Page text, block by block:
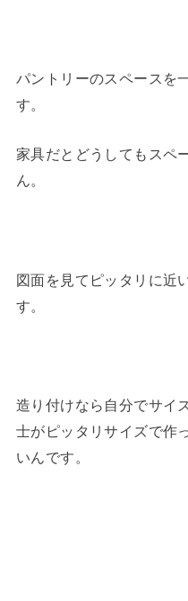
パントリーのスペースを
す。
家具だとどうしてもスペ
ん。
図面を見てピッタリに近
す。
造り付けなら自分でサイ
士がピッタリサイズで作
いんです。